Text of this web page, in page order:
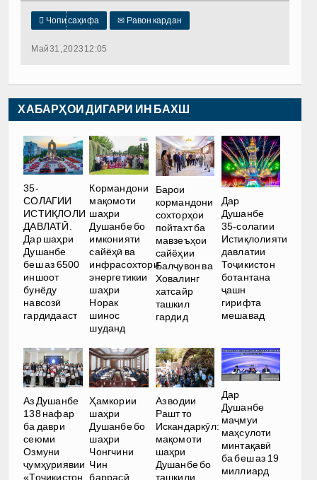
 Чопи саҳифа ✉ Равон кардан
Май 31, 2023 12:05
ХАБАРҲОИ ДИГАРИ ИН БАХШ
35-
СОЛАГИИ
ИСТИҚЛОЛИ
ДАВЛАТӢ.
Дар шаҳри
Душанбе
беш аз 6500
иншоот
бунёду
навсозӣ
гардидааст
Кормандони
мақомоти
шаҳри
Душанбе бо
имконияти
сайёҳӣ ва
инфрасохтори
энергетикии
шаҳри
Норак
шинос
шуданд
Барои
кормандони
сохторҳои
пойтахт ба
мавзеъҳои
сайёҳии
Балҷувон ва
Ховалинг
хатсайр
ташкил
гардид
Дар
Душанбе
35-солагии
Истиқлолияти
давлатии
Тоҷикистон
ботантана
ҷашн
гирифта
мешавад
Аз Душанбе
138 нафар
ба даври
сеюми
Озмуни
ҷумҳуриявии
«Тоҷикистон
Ҳамкории
шаҳри
Душанбе бо
шаҳри
Чонгчини
Чин
баррасӣ
Аз водии
Рашт то
Искандаркӯл:
мақомоти
шаҳри
Душанбе бо
ташкили
Дар
Душанбе
маҷмуи
маҳсулоти
минтақавӣ
ба беш аз 19
миллиард